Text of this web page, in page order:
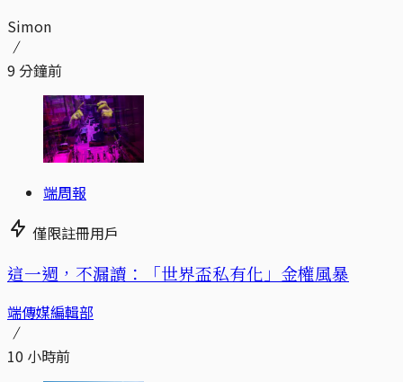
Simon
9 分鐘前
端周報
僅限註冊用戶
這一週，不漏讀：「世界盃私有化」金權風暴
端傳媒編輯部
10 小時前